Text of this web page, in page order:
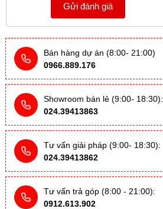
Gửi đánh giá
Bán hàng dự án (8:00- 21:00)
0966.889.176
Showroom bán lẻ (9:00- 18:30):
024.39413863
Tư vấn giải pháp (9:00- 18:30):
024.39413862
Tư vấn trả góp (8:00 - 21:00):
0912.613.902